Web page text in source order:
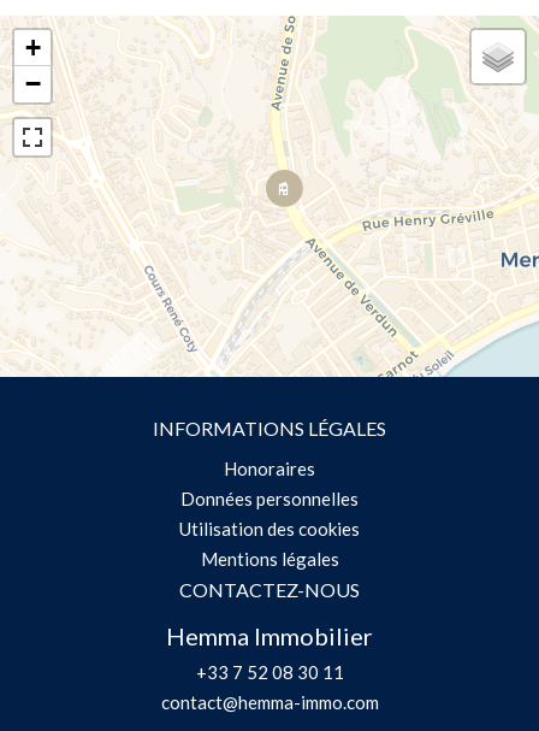
+
−
INFORMATIONS LÉGALES
Honoraires
Données personnelles
Utilisation des cookies
Mentions légales
CONTACTEZ-NOUS
Hemma Immobilier
+33 7 52 08 30 11
contact@hemma-immo.com